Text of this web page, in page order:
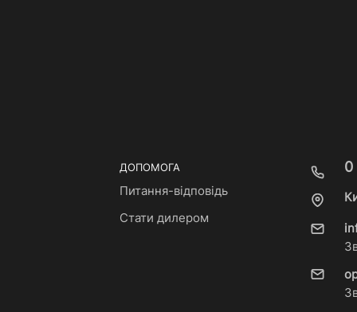
ДОПОМОГА
Питання-відповідь
Стати дилером
0